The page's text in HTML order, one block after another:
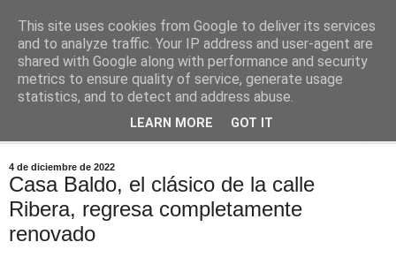
Comoju
La Cocina del Día a Día y el día a día de la Gastronomía
4 de diciembre de 2022
Casa Baldo, el clásico de la calle
Ribera, regresa completamente
renovado
This site uses cookies from Google to deliver its services
and to analyze traffic. Your IP address and user-agent are
shared with Google along with performance and security
metrics to ensure quality of service, generate usage
statistics, and to detect and address abuse.
LEARN MORE GOT IT